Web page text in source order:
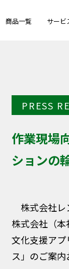
商品一覧 サービ
PRESS
作業現場
ションの
株式会社レ
株式会社（
文化支援ア
ス」のご案